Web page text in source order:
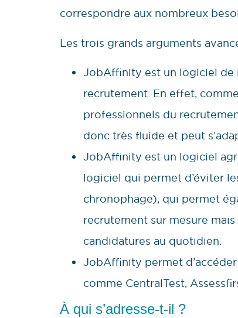
correspondre aux nombreux
Les trois grands arguments
JobAffinity est un logiciel de
recrutement. En effet,
professionnels du
donc très fluide et peut
JobAffinity est un logiciel
logiciel qui permet d’éviter
chronophage), qui permet
recrutement sur mesure
candidatures au quotidien.
JobAffinity permet
comme CentralTest,
À qui s’adresse-t-il ?